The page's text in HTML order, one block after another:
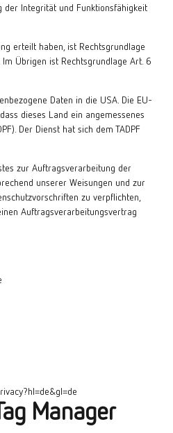
Integrität und Funktionsfähigkeit
erteilt haben, ist Rechtsgrundlage
Im Übrigen ist Rechtsgrundlage Art. 6
Daten in die USA. Die EU-
dieses Land ein angemessenes
Der Dienst hat sich dem TADPF
zur Auftragsverarbeitung der
unserer Weisungen und zur
zu verpflichten,
Auftragsverarbeitungsvertrag
Manager